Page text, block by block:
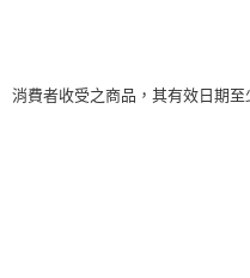
消費者收受之商品，其有效日期